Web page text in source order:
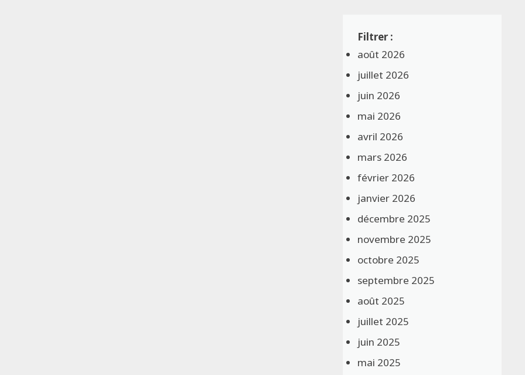
août 2026
juillet 2026
juin 2026
mai 2026
avril 2026
mars 2026
février 2026
janvier 2026
décembre 2025
novembre 2025
octobre 2025
septembre 2025
août 2025
juillet 2025
juin 2025
mai 2025